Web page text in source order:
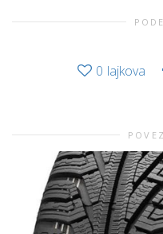
0 lajkova